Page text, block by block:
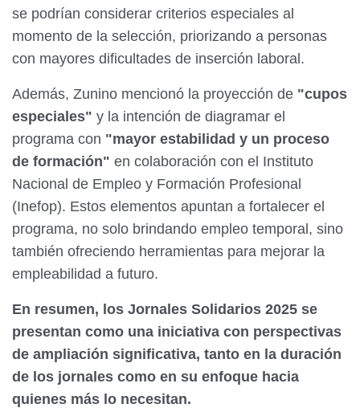
se podrían considerar criterios especiales al
momento de la selección, priorizando a personas
con mayores dificultades de inserción laboral.
Además, Zunino mencionó la proyección de "cupos
especiales" y la intención de diagramar el
programa con "mayor estabilidad y un proceso
de formación" en colaboración con el Instituto
Nacional de Empleo y Formación Profesional
(Inefop). Estos elementos apuntan a fortalecer el
programa, no solo brindando empleo temporal, sino
también ofreciendo herramientas para mejorar la
empleabilidad a futuro.
En resumen, los Jornales Solidarios 2025 se
presentan como una iniciativa con perspectivas
de ampliación significativa, tanto en la duración
de los jornales como en su enfoque hacia
quienes más lo necesitan.